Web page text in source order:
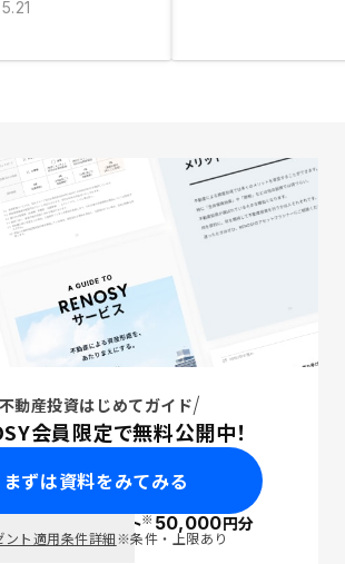
不動産投資はじめてガイド
会員限定で無料公開中！
まずは資料をみてみる
ポイント※50,000円分
ント適用条件詳細※条件・上限あり